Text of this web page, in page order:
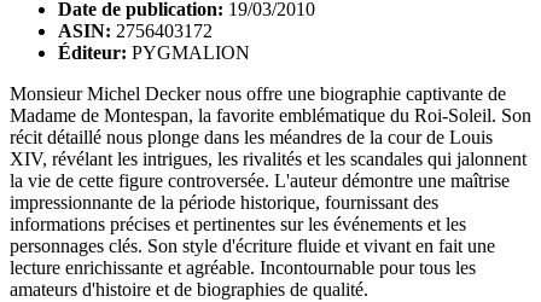
Date de publication: 19/03/2010
ASIN: 2756403172
Éditeur: PYGMALION
Monsieur Michel Decker nous offre une biographie captivante de
Madame de Montespan, la favorite emblématique du Roi-Soleil. Son
récit détaillé nous plonge dans les méandres de la cour de Louis
XIV, révélant les intrigues, les rivalités et les scandales qui jalonnent
la vie de cette figure controversée. L'auteur démontre une maîtrise
impressionnante de la période historique, fournissant des
informations précises et pertinentes sur les événements et les
personnages clés. Son style d'écriture fluide et vivant en fait une
lecture enrichissante et agréable. Incontournable pour tous les
amateurs d'histoire et de biographies de qualité.